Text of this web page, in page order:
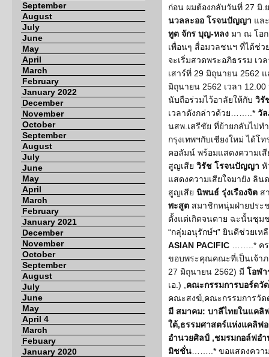
September
August
July
June
May
April
March
February
January 2022
December
November
October
September
August
July
June
May
April
March
February
January 2021
December
November
October
September
August
July
June
May
April 4
March
Febuary
January 2020
ก่อน ผมต้องกลับวันที่ 27 มิ
นวลละออ โรจนปัญญา แล
ทูต จักร บุญ-หลง มา ณ โอ
เพื่อนๆ สื่อมวลชนฯ ที่ได้ช่
จะเริ่มสวดพระอภิธรรม เว
เสาร์ที่ 29 มิถุนายน 2562
มิถุนายน 2562 เวลา
นับถือร่วมไว้อาลัยให้กับ วิรั
เวลาดังกล่าวด้วย……..* วั
นสพ.เสรีชัย ที่ย้ายกลับไปท
กรุงเทพฯกับเชียงใหม่ ได้โ
คอลัมน์ พร้อมแสดงความเ
สูญเสีย วิรัช โรจนปัญญา หั
แสดงความเสียใจมายัง ลิ
สูญเสีย นิพนธ์ รุ่งเรืองจิต ส
พะสูต สมาชิกหนุ่มฝ่ายปร
ตั้งแต่เกิดจนตาย ฉะนั้นชุม
“กลุ่มอนุรักษ์ฯ” ยินดีช่วยเ
ASIAN PACIFIC ……..* ค
ขอบพระคุณคณะที่เป็นเจ้า
27 มิถุนายน 2562) มี โอฬ
เอ.) , คณะกรรมการบอร์ดวั
คณะสงฆ์,คณะกรรมการวัด
มี สมาคม: บาลีไทยในแคลิ
ใต้,ธรรมศาสตร์แห่งแคลิฟอ
อำนวยศิลป์ ,ชมรมกอล์ฟอ
มิชชั่น ……..* ขอแสดงคว